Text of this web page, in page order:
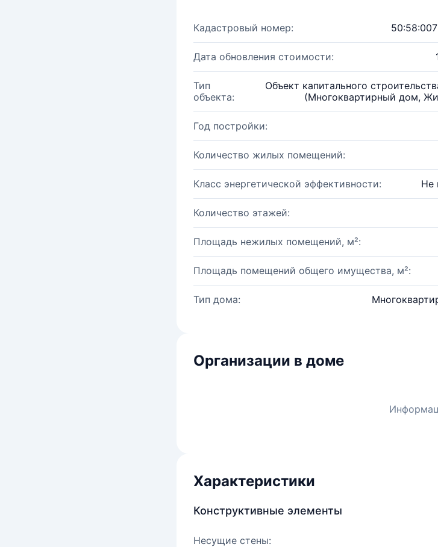
Кадастровый номер:
Дата обновления стоимости:
Тип
объекта:
Объект капитального
(Многоквартирный дом,
Год постройки:
Количество жилых помещений:
Класс энергетической эффективности: Не
Количество этажей:
Площадь нежилых помещений, м²:
Площадь помещений общего имущества, м²:
Тип дома:
Организации в доме
Характеристики
Конструктивные элементы
Несущие стены: